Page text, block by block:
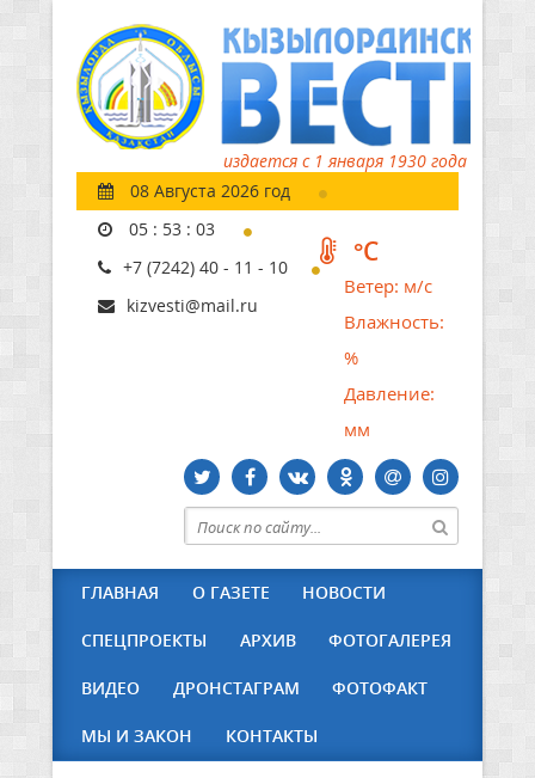
издается с 1 января 1930 года
08 Августа 2026 год
05 : 53 : 04
+7 (7242) 40 - 11 - 10
kizvesti@mail.ru
°C
Ветер: м/с
Влажность:
%
Давление:
мм
ГЛАВНАЯ О ГАЗЕТЕ НОВОСТИ
СПЕЦПРОЕКТЫ АРХИВ ФОТОГАЛЕРЕЯ
ВИДЕО ДРОНСТАГРАМ ФОТОФАКТ
МЫ И ЗАКОН КОНТАКТЫ